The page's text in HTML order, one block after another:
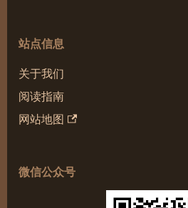
站点信息
关于我们
阅读指南
网站地图
微信公众号